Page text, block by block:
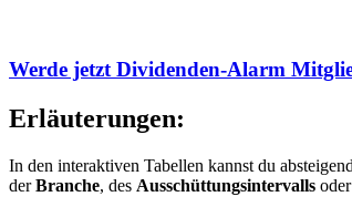
Werde jetzt Dividenden-Alarm
Erläuterungen:
In den interaktiven Tabellen kannst du
derBranche, des Ausschüttungsintervalls